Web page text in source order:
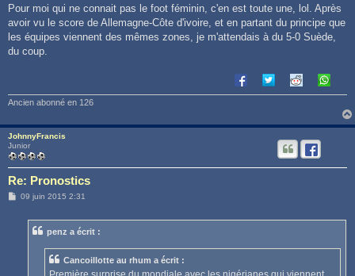
s
a
g
Pour moi qui ne connait pas le foot féminin, c'en est toute une, lol. Après
avoir vu le score de Allemagne-Côte d'ivoire, et en partant du principe que
les équipes viennent des mêmes zones, je m'attendais à du 5-0 Suède,
du coup.
Ancien abonné en 126
JohnnyFrancis
Junior
Re: Pronostics
M09 juin 2015 2:31
penz a écrit :
Cancoillotte au rhum a écrit :